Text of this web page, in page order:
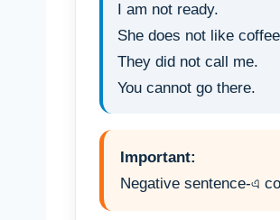
I am not ready.
She does not like
They did not call me.
You cannot go there.
Important:
Negative sentence-এ